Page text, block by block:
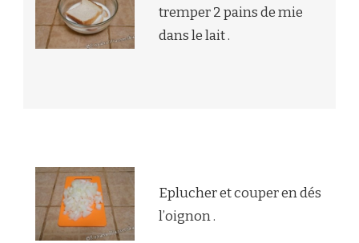
tremper 2 pains de mie
dans le lait .
Eplucher et couper en dés
l’oignon .